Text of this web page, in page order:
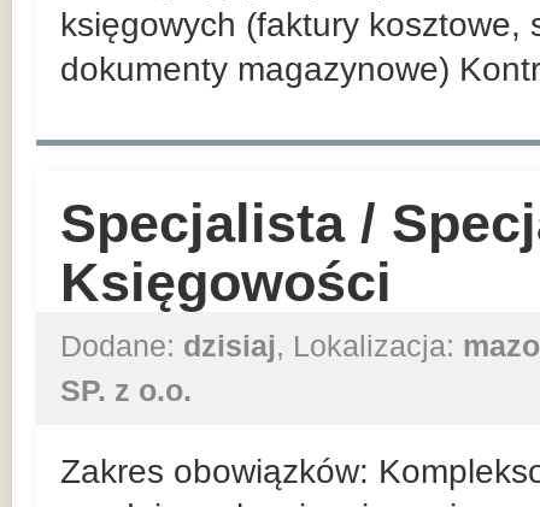
księgowych (faktury
dokumenty magazynowe)
Specjalista /
Księgowości
Dodane: dzisiaj, Lokalizacja:
SP. z o.o.
Zakres obowiązków: